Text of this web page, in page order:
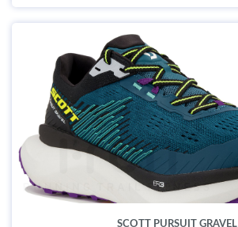
SCOTT PURSUIT GRAVEL